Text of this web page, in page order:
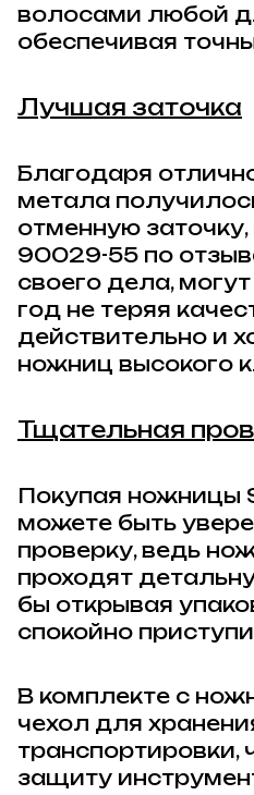
волосами любой
обеспечивая
Лучшая заточка
Благодаря
метала
отменную
90029-55 по
своего дела,
год не теряя
действительно и
ножниц высокого
Тщательная
Покупая ножницы
можете быть
проверку, ведь
проходят
бы открывая
спокойно
В комплекте с
чехол для
транспортировки,
защиту